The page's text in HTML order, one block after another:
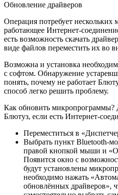
Обновление драйверов
Операция потребует нескольких
работающее Интернет-
есть возможность скачать
виде файлов переместить их во
Возможна и установка
с софтом. Обнаружение
понять, почему не работает
способ легко решить проблему.
Как обновить микропрограммы?
Блютуз, если есть Интернет-
Переместиться в
Выбрать пункт Bluetooth-
правой кнопкой мыши и
Появится окно с
будут установлены
необходимо нажать
обновлённых драйверов»,